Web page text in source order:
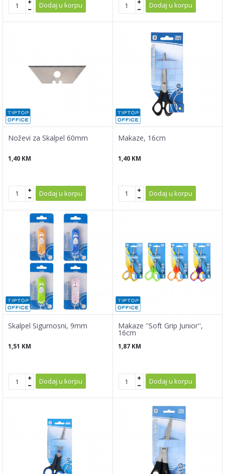
Dodaj u korpu Dodaj u korpu
Noževi za Skalpel 60mm
1,40 KM
Dodaj u korpu
Makaze, 16cm
1,40 KM
Dodaj u korpu
Skalpel Sigurnosni, 9mm
1,51 KM
Dodaj u korpu
Makaze ''Soft Grip Junior'',
16cm
1,87 KM
Dodaj u korpu